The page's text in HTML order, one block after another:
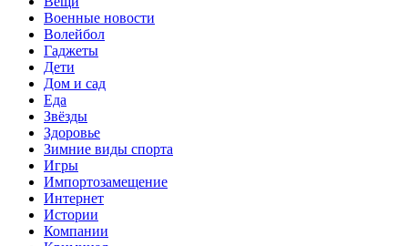
Военные новости
Волейбол
Гаджеты
Дети
Дом и сад
Еда
Звёзды
Здоровье
Зимние виды спорта
Игры
Импортозамещение
Интернет
Истории
Компании